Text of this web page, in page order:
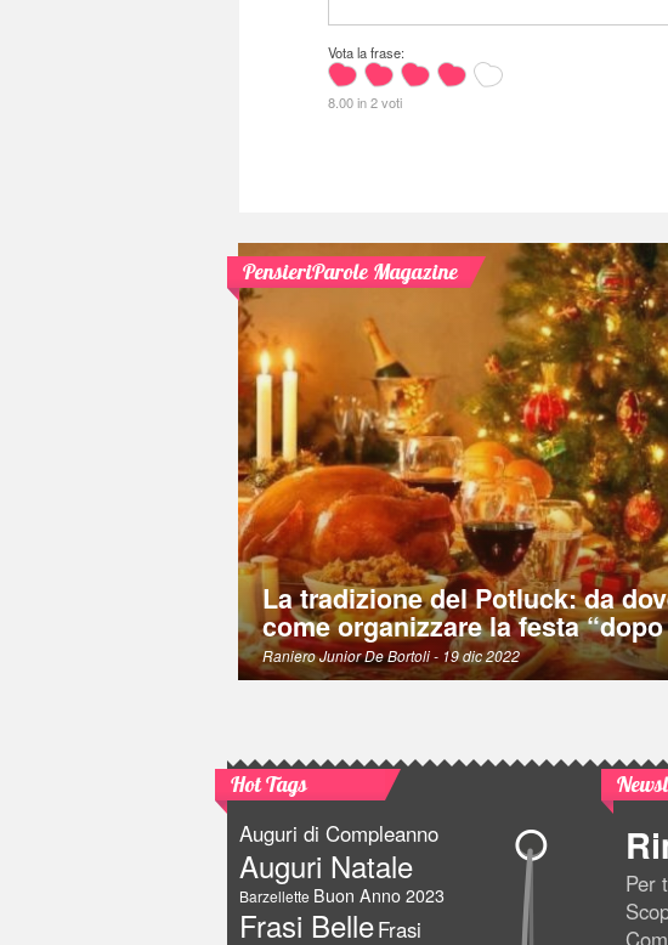
Vota la frase:
8.00 in 2 voti
PensieriParole Magazine
La tradizione del Potluck: da
come organizzare la festa
Raniero Junior De Bortoli- 19 dic 2022
Hot Tags
Auguri di Compleanno
Auguri Natale
Barzellette Buon Anno 2023
Frasi BelleFrasi
Per